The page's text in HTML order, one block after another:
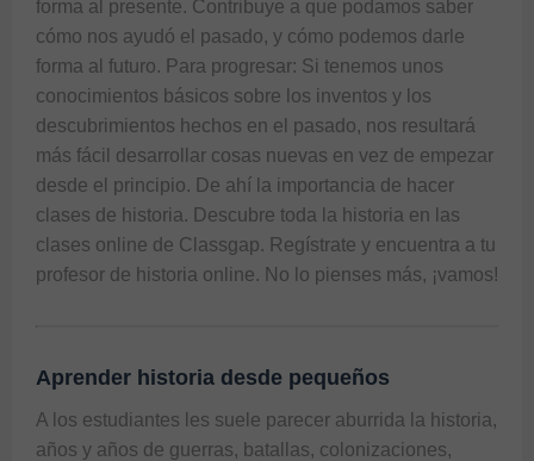
forma al presente. Contribuye a que podamos saber
cómo nos ayudó el pasado, y cómo podemos darle
forma al futuro. Para progresar: Si tenemos unos
conocimientos básicos sobre los inventos y los
descubrimientos hechos en el pasado, nos resultará
más fácil desarrollar cosas nuevas en vez de empezar
clases de historia. Descubre toda la historia en las
clases online de Classgap. Regístrate y encuentra a tu
profesor de historia online. No lo pienses más, ¡vamos!
Aprender historia desde pequeños
A los estudiantes les suele parecer aburrida la historia,
años y años de guerras, batallas, colonizaciones,